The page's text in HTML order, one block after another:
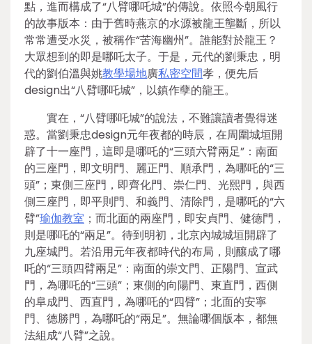
點，進而構成了“八臂哪吒城”的傳說。依照今朝風行
的故事版本：由于舊時燕京的水源被龍王壟斷，所以
常常遭受水災，被稱作“苦海幽州”。誰能對於龍王？
大眾想到的即是哪吒太子。于是，元代的劉秉忠，明
代的劉伯溫與姚教學場地廣私密空間孝，便先后
design出“八臂哪吒城”，以鎮作孽的龍王。
實在，“八臂哪吒城”的說法，不難讓讀者覺得迷
惑。當劉秉忠design元年夜都的時辰，在周圍城垣開
辟了十一座門，這即是哪吒的“三頭六臂兩足”：南面
的三座門，即文明門、麗正門、順承門，為哪吒的“三
頭”；東側三座門，即齊化門、崇仁門、光熙門，與西
側三座門，即平則門、和義門、清除門，是哪吒的“六
臂”瑜伽教室 ；而北面的兩座門，即安貞門、健德門，
則是哪吒的“兩足”。待到明初，北京內城城垣開辟了
九座城門。若沿用元年夜都時代的布局，則釀成了哪
吒的“三頭四臂兩足”：南面的崇文門、正陽門、宣武
門，為哪吒的“三頭”；東側的向陽門、東直門，西側
的阜成門、西直門，為哪吒的“四臂”；北面的安寧
門、德勝門，為哪吒的“兩足”。無論哪個版本，都無
法組成“八臂”之說。